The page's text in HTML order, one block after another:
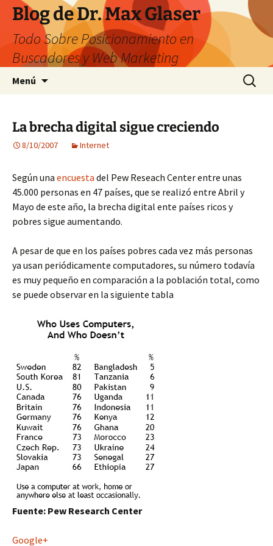
Saltar
contenido
Blog de Dr. Max Glaser
Todo Sobre Posicionamiento en
Buscadores y Web Marketing
Menú Buscar:
La brecha digital sigue creciendo
8/10/2007 Internet
Según una encuesta del Pew Reseach Center entre unas
45.000 personas en 47 países, que se realizó entre Abril y
Mayo de este año, la brecha digital ente países ricos y
pobres sigue aumentando.
A pesar de que en los países pobres cada vez más personas
ya usan periódicamente computadores, su número todavía
es muy pequeño en comparación a la población total, como
se puede observar en la siguiente tabla
Fuente: Pew Research Center
Google+